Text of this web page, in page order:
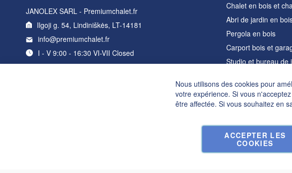
JANOLEX SARL - Premiumchalet.fr
Ilgoji g. 54, Lindiniškės, LT-14181
info@premiumchalet.fr
I - V 9:00 - 16:30 VI-VII Closed
Chalet en bois et
Abri de jardin en
Pergola en bois
Carport bois et
Studio et bureau de
Maisons en forme
Hot tubs
Nous utilisons des cookies pour
votre expérience. Si vous
être affectée. Si vous souhaitez en
ACCEPTER LES
COOKIES